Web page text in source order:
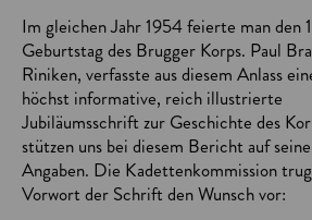
Im gleichen Jahr 1954 feierte man den
Geburtstag des Brugger Korps. Paul
Riniken, verfasste aus diesem Anlass
höchst informative, reich illustrierte
Jubiläumsschrift zur Geschichte des
stützen uns bei diesem Bericht auf seine
Angaben. Die Kadettenkommission
Vorwort der Schrift den Wunsch vor: